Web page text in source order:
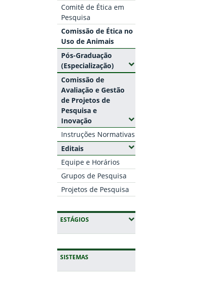
Comitê de Ética em
Pesquisa
Comissão de Ética no
Uso de Animais
Pós-Graduação
(Especialização)(Expandir submenus)
Comissão de
Avaliação e Gestão
de Projetos de
Pesquisa e
Inovação (Expandir submenus)
Instruções Normativas
Editais(Expandir submenus)
Equipe e Horários
Grupos de Pesquisa
Projetos de Pesquisa
ESTÁGIOS (EXPANDIR SUBMENUS)
SISTEMAS